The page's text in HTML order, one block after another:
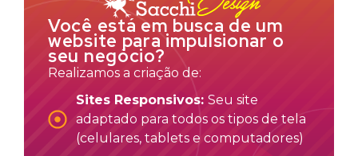
Você está em busca de um
website para impulsionar o
seu negócio?
Realizamos a criação de:
Sites Responsivos: Seu site
adaptado para todos os tipos de tela
(celulares, tablets e computadores)